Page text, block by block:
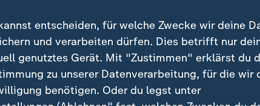
sie jetzt für einen Kommissions-Computer
Kredit aufnehmen. Deshalb ist an ein Aufgeben
werden. Und wie viele weitere Kollegen
kommt danach? "Wir brauchen
Selbständigkeit bei so hohen Krediten? Ich liebe
um-die-Uhr-Job, und wer tut sich das heute
entscheiden, für welche Zwecke wir deine
und verarbeiten dürfen. Dies betrifft nur
genutztes Gerät. Mit "Zustimmen" erklärst du
zu unserer Datenverarbeitung, für die wir
benötigen. Oder du legst unter